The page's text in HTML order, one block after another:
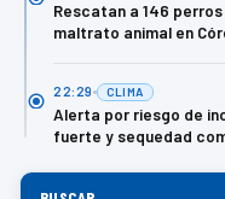
Rescatan a 146
maltrato animal en
22:29 CLIMA
Alerta por riesgo de
fuerte y sequedad